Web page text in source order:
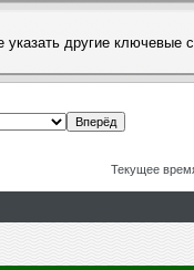
указать другие ключевые
Текущее